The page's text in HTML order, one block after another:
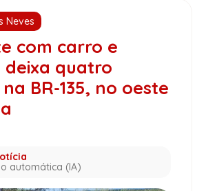
Neves
com carro e
quatro
BR-135, no oeste
automática (IA)